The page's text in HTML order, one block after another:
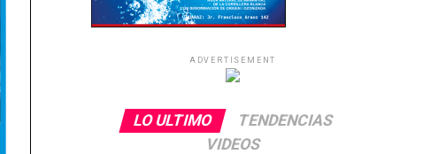
ADVERTISEMENT
LO ULTIMO
TENDENCIAS
VIDEOS